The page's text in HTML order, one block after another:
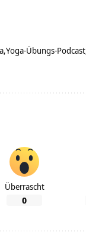
Yoga-Übungs-Podcast
Überrascht
0